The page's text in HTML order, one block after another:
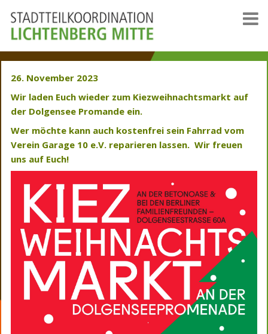
26. November 2023
Wir laden Euch wieder zum Kiezweihnachtsmarkt auf
der Dolgensee Promande ein.
Wer möchte kann auch kostenfrei sein Fahrrad vom
Verein Garage 10 e.V. reparieren lassen. Wir freuen
uns auf Euch!